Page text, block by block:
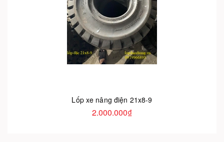
Lốp xe nâng điện 21x8-9
2.000.000₫